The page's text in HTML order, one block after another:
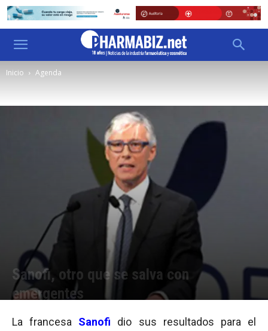
Inicio Agenda
Sanofi, otro que se salva con
emergentes
La francesa Sanofi
dio sus resultados para el